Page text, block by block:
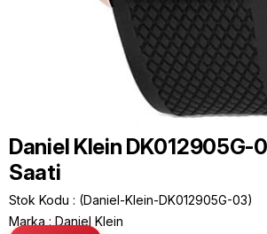
Daniel Klein DK012905G-
Saati
Stok Kodu
(Daniel-Klein-DK012905G-03)
Marka : Daniel Klein